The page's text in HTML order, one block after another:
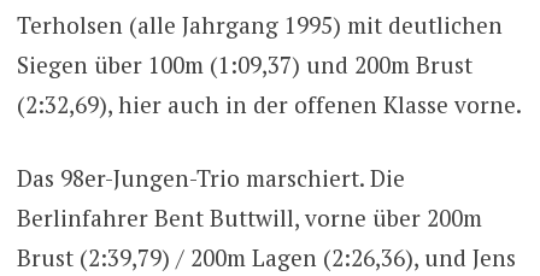
Terholsen (alle Jahrgang 1995) mit deutlichen
Siegen über 100m (1:09,37) und 200m Brust
(2:32,69), hier auch in der offenen Klasse vorne.
Das 98er-Jungen-Trio marschiert. Die
Berlinfahrer Bent Buttwill, vorne über 200m
Brust (2:39,79) / 200m Lagen (2:26,36), und Jens